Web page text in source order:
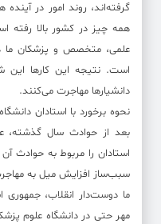
گرفته‌اند، روند امور در
همه چیز در کشور بالا رفته
علمی، متخصص و پزشکان ما
است. نتیجه این کارها این
دانشیارها مهاجرت می‌کنند.
نحوه برخورد با استادان
بعد از حوادث سال گذشته،
استادان را مربوط به حوادث
سبب‌ساز افزایش میل به
ما دوست‌دار انقلاب، جمهوری
مهر حتی در دانشگاه علوم